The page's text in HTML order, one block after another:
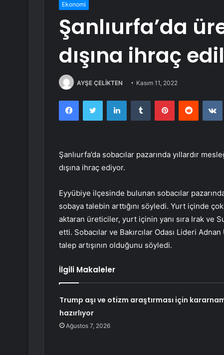
Ekonomi
Şanlıurfa’da
dışına ihraç
AYŞE ÇELİKTEN Kasım 11, 2022
FacebookTwitter LinkedInTumblr PinterestReddit
Şanlıurfa’da sobacılar pazarında yıllardır
dışına ihraç ediyor.
Eyyübiye ilçesinde bulunan sobacılar
sobaya talebin arttığını söyledi. Yurt içinde çok
aktaran üreticiler, yurt içinin yanı sıra Irak ve
etti. Sobacılar ve Bakırcılar Odası Lideri
talep artışının olduğunu söyledi.
İlgili Makaleler
Trump aşı ve otizm araştırması için
hazırlıyor
Ağustos 7, 2026